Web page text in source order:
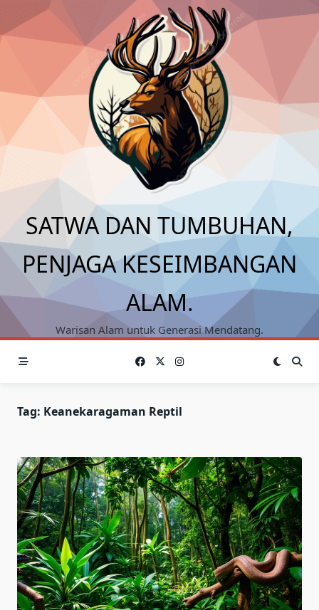
content
SATWA DAN TUMBUHAN,
PENJAGA KESEIMBANGAN
ALAM.
Warisan Alam untuk Generasi Mendatang.
Tag: Keanekaragaman Reptil